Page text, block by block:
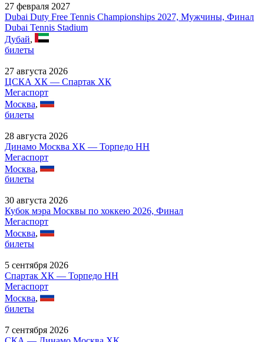
27 февраля 2027
Dubai Duty Free Tennis Championships 2027, Мужчины, Финал
Dubai Tennis Stadium
Дубай,
билеты
27 августа 2026
ЦСКА ХК — Спартак ХК
Мегаспорт
Москва,
билеты
28 августа 2026
Динамо Москва ХК — Торпедо НН
Мегаспорт
Москва,
билеты
30 августа 2026
Кубок мэра Москвы по хоккею 2026, Финал
Мегаспорт
Москва,
билеты
5 сентября 2026
Спартак ХК — Торпедо НН
Мегаспорт
Москва,
билеты
7 сентября 2026